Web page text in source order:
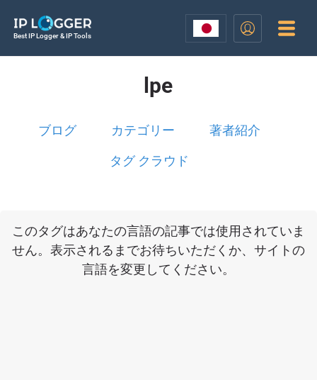
Best IP Logger & IP Tools
lpe
ブログ カテゴリー 著者紹介
タグ クラウド